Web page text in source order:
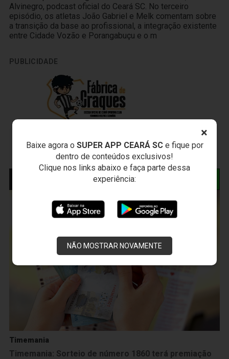
×
Baixe agora o SUPER APP CEARÁ SCe fique por
dentro de conteúdos exclusivos!
Clique nos links abaixo e faça parte dessa
experiência:
NÃO MOSTRAR NOVAMENTE
Alvinegro, podcast oficial do Ceará SC. No terceiro
episódio, os atletas João Gabriel e Melk comentam sobre
a transição da base ao profissional, a integração existente
entre Cidade Vozão e Porangabuçu e o m
PUBLICIDADE
NOTÍCIAS RELACIONADAS
Timemania
Timemania: Sorteio de número 1860 terá premiação